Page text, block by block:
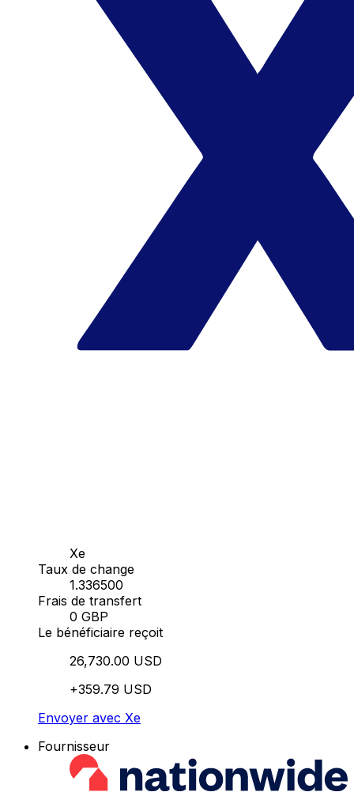
Xe
Taux de change
1.336500
Frais de transfert
0 GBP
Le bénéficiaire reçoit
26,730.00 USD
+359.79 USD
Envoyer avec Xe
Fournisseur